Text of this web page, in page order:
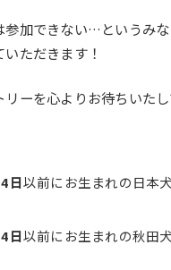
参加できない…というみ
ただきます！
リーを心よりお待ちいた
日以前にお生まれの日本
日以前にお生まれの秋田